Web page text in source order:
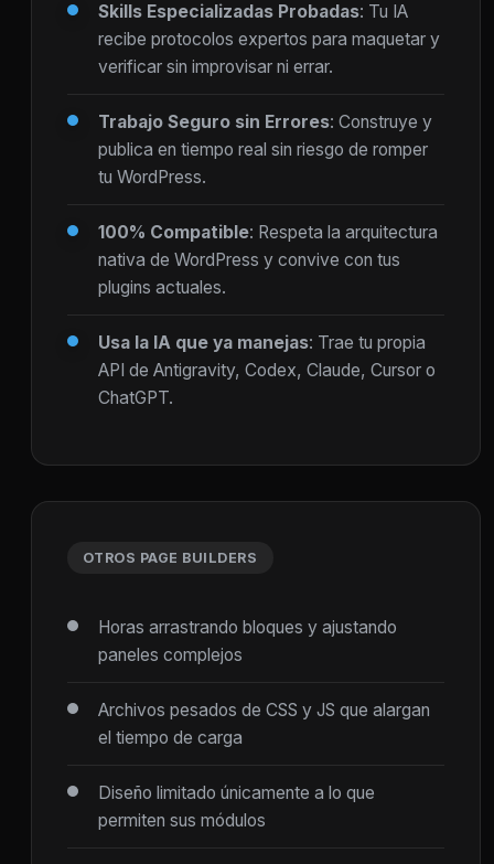
Skills Especializadas Probadas: Tu IA
recibe protocolos expertos para maquetar y
verificar sin improvisar ni errar.
Trabajo Seguro sin Errores: Construye y
publica en tiempo real sin riesgo de romper
tu WordPress.
100% Compatible: Respeta la arquitectura
nativa de WordPress y convive con tus
plugins actuales.
Usa la IA que ya manejas: Trae tu propia
API de Antigravity, Codex, Claude, Cursor o
ChatGPT.
OTROS PAGE BUILDERS
Horas arrastrando bloques y ajustando
paneles complejos
Archivos pesados de CSS y JS que alargan
el tiempo de carga
Diseño limitado únicamente a lo que
permiten sus módulos